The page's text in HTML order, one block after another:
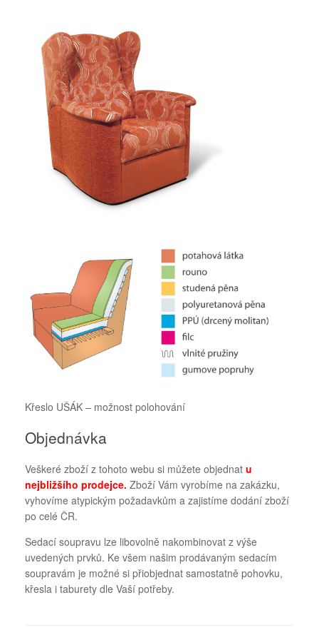
Křeslo UŠÁK – možnost polohování
Objednávka
Veškeré zboží z tohoto webu si můžete objednat u
nejbližšího prodejce. Zboží Vám vyrobíme na zakázku,
vyhovíme atypickým požadavkům a zajistíme dodání zboží
po celé ČR.
Sedací soupravu lze libovolně nakombinovat z výše
uvedených prvků. Ke všem našim prodávaným sedacím
soupravám je možné si přiobjednat samostatně pohovku,
křesla i taburety dle Vaší potřeby.